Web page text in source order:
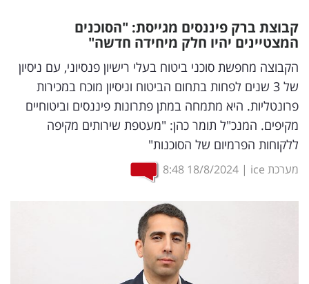
דיגיטל
וטק
שיווק
ופרסום
משפט
ומחקרים
קבוצת ברק פיננסים מגייסת: "הסוכנים
המצטיינים יהיו חלק מיחידה חדשה"
הקבוצה מחפשת סוכני ביטוח בעלי רישיון פנסיוני, עם ניסיון
של 3 שנים לפחות בתחום הביטוח וניסיון מוכח במכירות
פרונטליות. היא מתמחה במתן פתרונות פיננסים וביטוחיים
מקיפים. המנכ"ל תומר כהן: "מעטפת שירותים מקיפה
ללקוחות הפרמיום של הסוכנות"
מערכת ice |
18/8/2024
8:48